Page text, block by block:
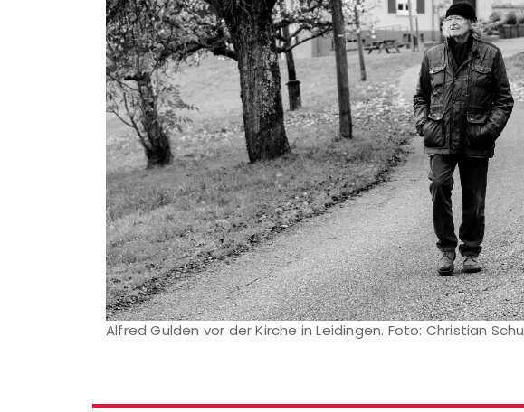
Alfred Gulden vor der Kirche in Leidingen. Foto: Christian Schu